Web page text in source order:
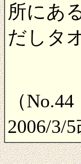
所にあ
だしタ
（
2006/3/